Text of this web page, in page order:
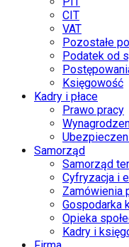
CIT
VAT
Pozostałe
Podatek od
Księgowość
Kadry i płace
Prawo pracy
Samorząd
Samorząd
Cyfryzacja i
Zamówienia
Gospodarka
Opieka
Kadry i